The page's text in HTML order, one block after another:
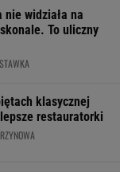
widziała na
To uliczny
klasycznej
restauratorki